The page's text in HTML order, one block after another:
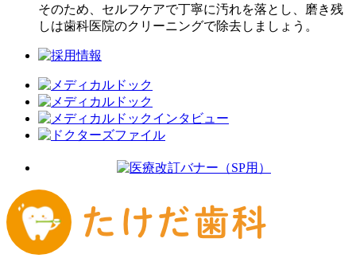
そのため、セルフケアで丁寧に汚れを落とし、磨き残
しは歯科医院のクリーニングで除去しましょう。